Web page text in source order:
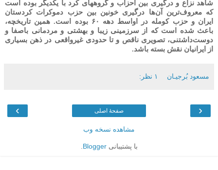
شاهد نزاع و درگیری بین احزاب و گروههای کرد با یکدیگر بوده است
که معروف‌ترین آن‌ها درگیری خونین بین حزب دموکرات کردستان
ایران و حزب کومله در اواسط دهه ۶۰ بوده است. همین تاریخچه،
باعث شده است که از سرزمینی زیبا و بهشتی و مردمانی باصفا و
دوست‌داشتنی، تصویری ناقص و تا حدودی غیرواقعی در ذهن بسیاری
از ایرانیان نقش بسته باشد.
مسعود بُرجيـان ۱ نظر:
‹
› صفحهٔ اصلی
مشاهده نسخه وب
با پشتیبانیBlogger